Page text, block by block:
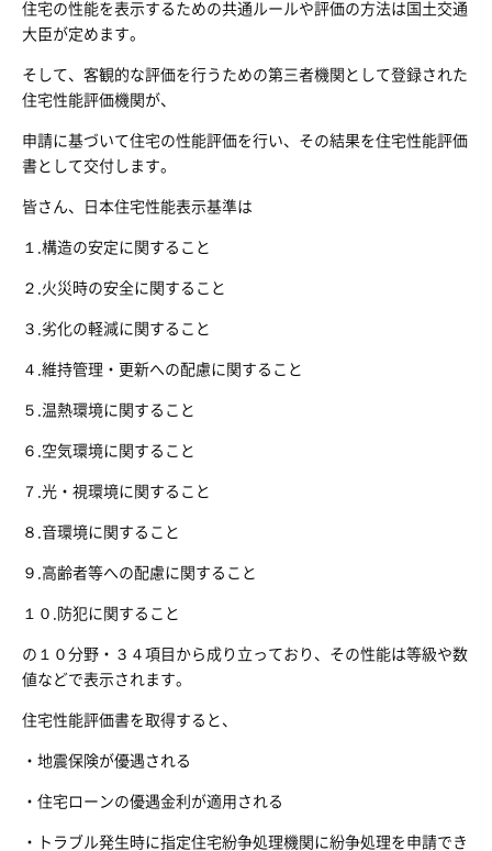
住宅の性能を表示するための共通ルールや評価の方法は国土交通
大臣が定めます。
そして、客観的な評価を行うための第三者機関として登録された
住宅性能評価機関が、
申請に基づいて住宅の性能評価を行い、その結果を住宅性能評価
書として交付します。
皆さん、日本住宅性能表示基準は
１.構造の安定に関すること
２.火災時の安全に関すること
３.劣化の軽減に関すること
４.維持管理・更新への配慮に関すること
５.温熱環境に関すること
６.空気環境に関すること
７.光・視環境に関すること
８.音環境に関すること
９.高齢者等への配慮に関すること
１０.防犯に関すること
の１０分野・３４項目から成り立っており、その性能は等級や数
値などで表示されます。
住宅性能評価書を取得すると、
・地震保険が優遇される
・住宅ローンの優遇金利が適用される
・トラブル発生時に指定住宅紛争処理機関に紛争処理を申請でき